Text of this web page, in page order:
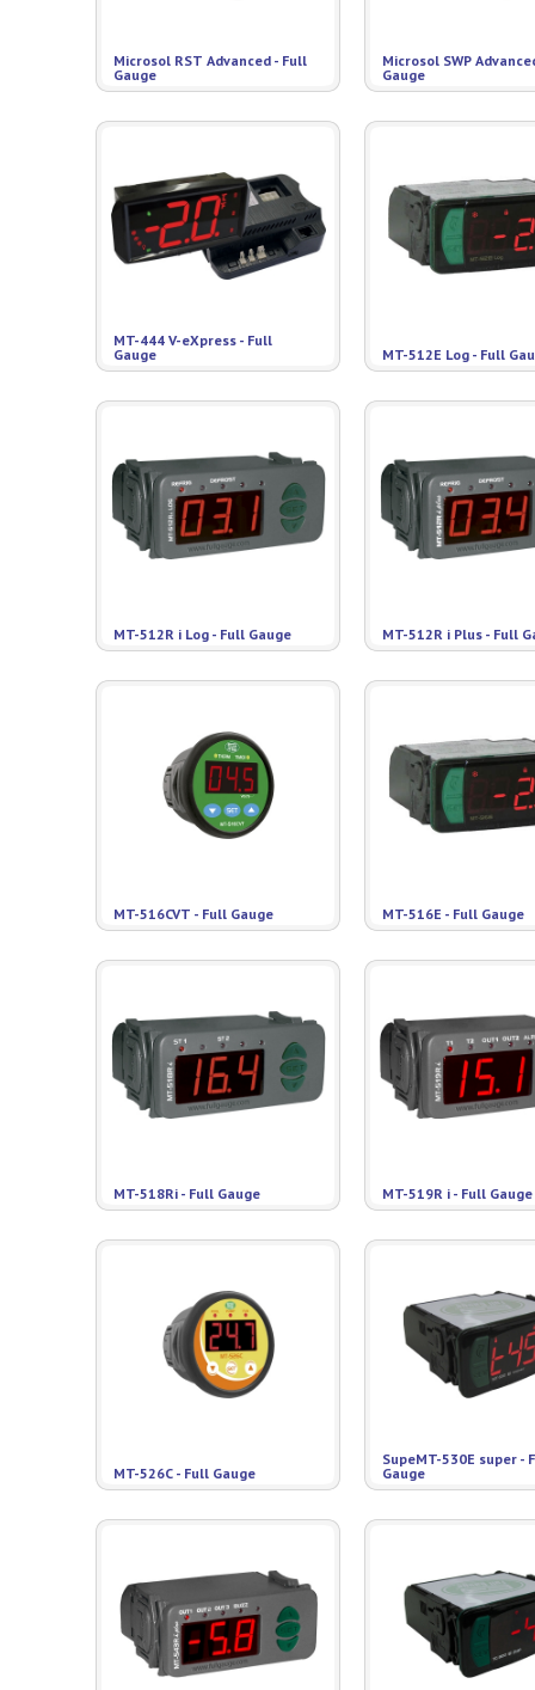
Microsol RST Advanced - Full
Gauge
Microsol SWP
Gauge
MT-444 V-eXpress - Full
Gauge
MT-512E Log - Full
MT-512R i Log - Full Gauge MT-512R i Plus - Full
MT-516CVT - Full Gauge MT-516E - Full Gauge
MT-518Ri - Full Gauge MT-519R i - Full Gauge
MT-526C - Full Gauge
SupeMT-530E super -
Gauge